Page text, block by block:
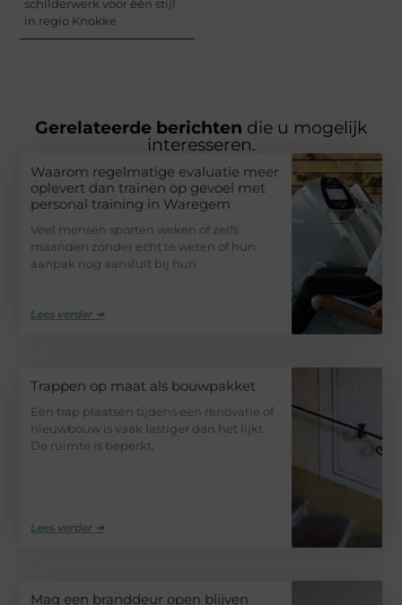
schilderwerk voor één stijl
in regio Knokke
Gerelateerde berichten die u mogelijk
interesseren.
Waarom regelmatige evaluatie meer
oplevert dan trainen op gevoel met
personal training in Waregem
Veel mensen sporten weken of zelfs
maanden zonder echt te weten of hun
aanpak nog aansluit bij hun
Lees verder ➜
Trappen op maat als bouwpakket
Een trap plaatsen tijdens een renovatie of
nieuwbouw is vaak lastiger dan het lijkt.
De ruimte is beperkt,
Lees verder ➜
Mag een branddeur open blijven